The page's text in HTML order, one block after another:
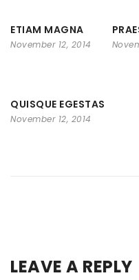
ETIAM MAGNA
November 12, 2014
QUISQUE EGESTAS
November 12, 2014
LEAVE A REPLY